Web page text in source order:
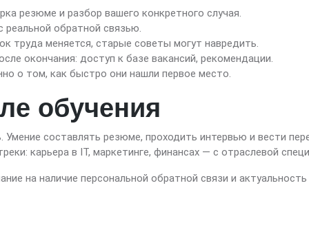
резюме и разбор вашего конкретного случая.
реальной обратной связью.
труда меняется, старые советы могут навредить.
окончания: доступ к базе вакансий, рекомендации.
о том, как быстро они нашли первое место.
обучения
составлять резюме, проходить интервью и вести
карьера в IT, маркетинге, финансах — с отраслевой
на наличие персональной обратной связи и